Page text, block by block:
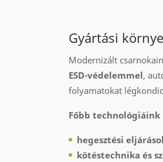
Gyártási
Modernizált
ESD-védelemmel,
folyamatokat
Főbb technológiáink
hegesztési
kötéstechnika és